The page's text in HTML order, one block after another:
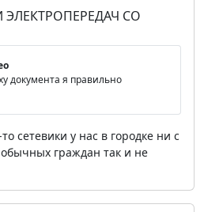
ЭЛЕКТРОПЕРЕДАЧ СО
документа я правильно
сетевики у нас в городке ни с
граждан так и не